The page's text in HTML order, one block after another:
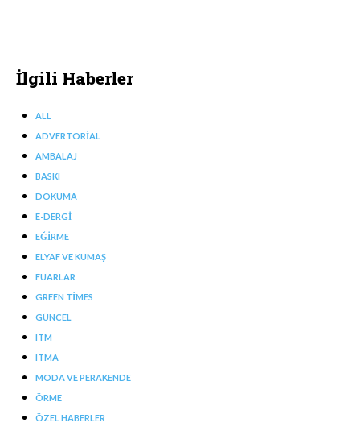
İlgili Haberler
ALL
ADVERTORIAL
AMBALAJ
BASKI
DOKUMA
E-DERGI
EĞIRME
ELYAF VE KUMAŞ
FUARLAR
GREEN TIMES
GÜNCEL
ITM
ITMA
MODA VE PERAKENDE
ÖRME
ÖZEL HABERLER